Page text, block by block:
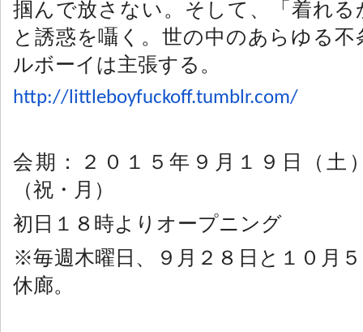
掴んで放さない。そして、「着れる
と誘惑を囁く。世の中のあらゆる
ルボーイは主張する。
http://littleboyfuckoff.tumblr.com/
会期：２０１５年９月１９日（土
（祝・月）
初日１８時よりオープニング
※毎週木曜日、９月２８日と１０月
休廊。